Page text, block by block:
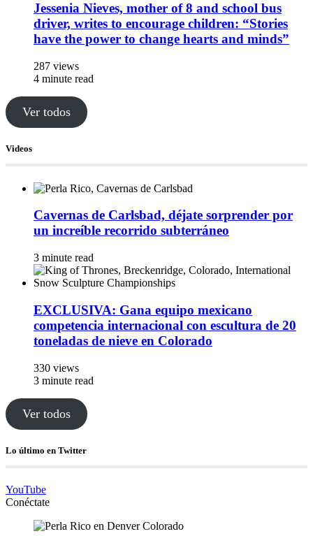
Jessenia Nieves, mother of 8 and school bus
driver, writes to encourage children: “Stories
have the power to change hearts and minds”
287 views
4 minute read
Ver todos
Videos
Cavernas de Carlsbad, déjate sorprender por
un increíble recorrido subterráneo
3 minute read
EXCLUSIVA: Gana equipo mexicano
competencia internacional con escultura de 20
toneladas de nieve en Colorado
330 views
3 minute read
Ver todos
Lo último en Twitter
YouTube
Conéctate